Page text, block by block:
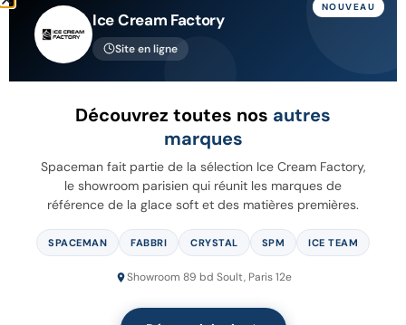
Voir Plus
VOTRE MACHINE NE FIGURE
PAS DANS LA LISTE ?
NOUVEAU
Ice Cream Factory
Site en ligne
Découvrez toutes nos autres
marques
Spaceman fait partie de la sélection Ice Cream Factory,
le showroom parisien qui réunit les marques de
référence de la glace soft et des matières premières.
SPACEMAN FABBRI CRYSTAL SPM ICE TEAM
Showroom 89 bd Soult, Paris 12e